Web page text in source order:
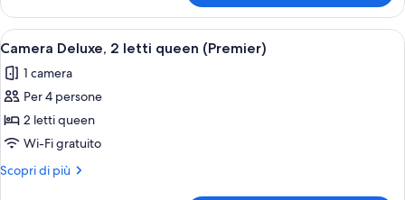
Deluxe,
letti
Apri
tutte
le
foto
per
Camera
Deluxe,
Una stanza accogliente con un
4
Camera Deluxe, 2 letti queen (Premier)
1 camera
Per 4 persone
2 letti queen
Wi-Fi gratuito
Scopri di più
Altri